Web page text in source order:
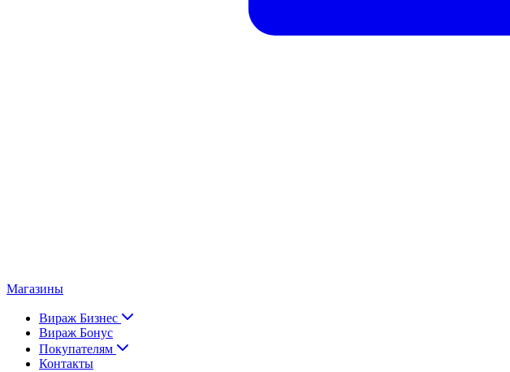
Магазины
Вираж Бизнес
Вираж Бонус
Покупателям
Контакты